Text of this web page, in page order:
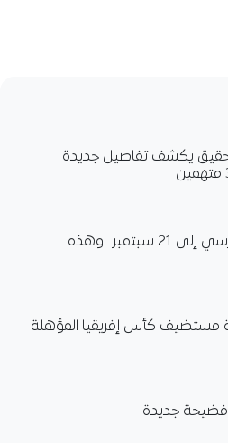
يكشف تفاصيل جديدة
تأجيل الدخول المدرسي إلى 21 سبتمبر.. وهذه
كأس إفريقيا المؤهلة
فضيحة جديدة